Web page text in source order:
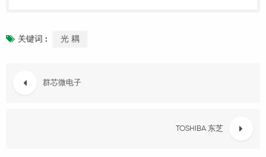
关键词 : 光 耦
群芯微电子
TOSHIBA 东芝